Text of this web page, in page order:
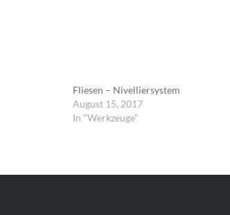
Fliesen – Nivelliersystem
August 15, 2017
In "Werkzeuge"